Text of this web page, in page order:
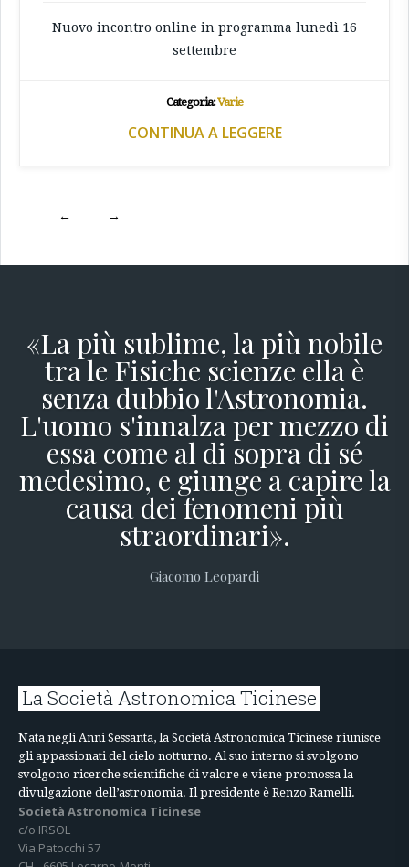
Nuovo incontro online in programma lunedì 16
settembre
Categoria:Varie
CONTINUA A LEGGERE
← →
«La più sublime, la più nobile
tra le Fisiche scienze ella è
senza dubbio l'Astronomia.
L'uomo s'innalza per mezzo di
essa come al di sopra di sé
medesimo, e giunge a capire la
causa dei fenomeni più
straordinari».
Giacomo Leopardi
La Società Astronomica Ticinese
Nata negli Anni Sessanta, la Società Astronomica Ticinese riunisce
gli appassionati del cielo notturno. Al suo interno si svolgono
svolgono ricerche scientifiche di valore e viene promossa la
divulgazione dell’astronomia. Il presidente è Renzo Ramelli.
Società Astronomica Ticinese
c/o IRSOL
Via Patocchi 57